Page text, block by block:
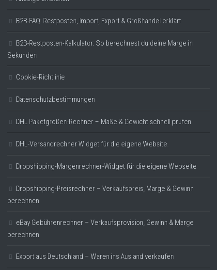
B2B-FAQ: Restposten, Import, Export & Großhandel erklärt
B2B-Restposten-Kalkulator: So berechnest du deine Marge in
Sekunden
Cookie-Richtlinie
Datenschutzbestimmungen
DHL Paketgrößen-Rechner – Maße & Gewicht schnell prüfen
DHL-Versandrechner Widget für die eigene Website.
Dropshipping-Margenrechner-Widget für die eigene Webseite
Dropshipping-Preisrechner – Verkaufspreis, Marge & Gewinn
berechnen
eBay Gebührenrechner – Verkaufsprovision, Gewinn & Marge
berechnen
Export aus Deutschland – Waren ins Ausland verkaufen